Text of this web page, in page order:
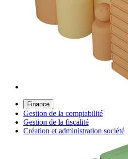
Finance
Gestion de la comptabilité
Gestion de la fiscalité
Création et administration société